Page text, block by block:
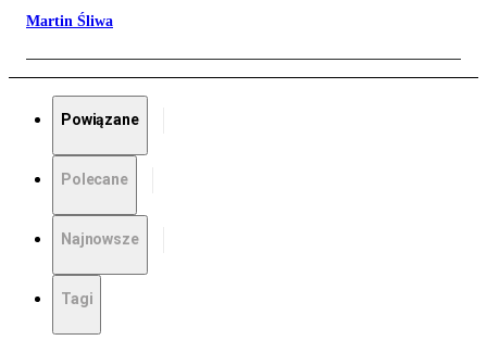
Martin Śliwa
Powiązane
Polecane
Najnowsze
Tagi